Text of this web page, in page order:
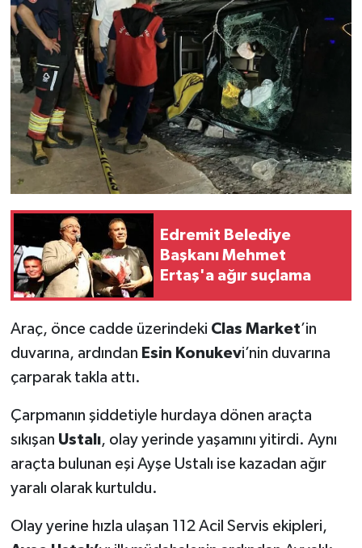
Edremit Belediye
Başkanı Mehmet
Ertaş'a ağır suçlama
Araç, önce cadde üzerindeki Clas Market’in
duvarına, ardından Esin Konukevi’nin duvarına
çarparak takla attı.
Çarpmanın şiddetiyle hurdaya dönen araçta
sıkışan Ustalı, olay yerinde yaşamını yitirdi. Aynı
araçta bulunan eşi Ayşe Ustalı ise kazadan ağır
yaralı olarak kurtuldu.
Olay yerine hızla ulaşan 112 Acil Servis ekipleri,